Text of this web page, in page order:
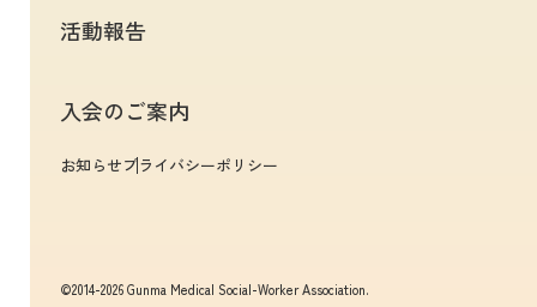
活動報告
入会のご案内
お知らせプライバシーポリシー
©2014-2026 Gunma Medical Social-Worker Association.